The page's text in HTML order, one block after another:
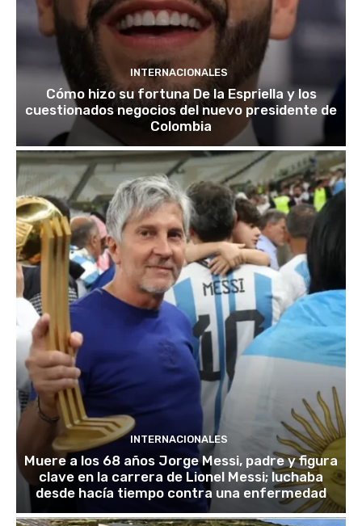
INTERNACIONALES
Cómo hizo su fortuna De la Espriella y los
cuestionados negocios del nuevo presidente de
Colombia
INTERNACIONALES
Muere a los 68 años Jorge Messi, padre y figura
clave en la carrera de Lionel Messi; luchaba
desde hacía tiempo contra una enfermedad